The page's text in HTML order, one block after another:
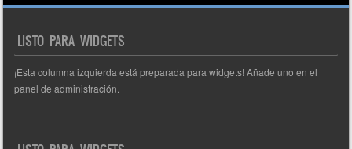
de
LISTO PARA WIDGETS
¡Esta columna izquierda está preparada para widgets! Añade uno en el
panel de administración.